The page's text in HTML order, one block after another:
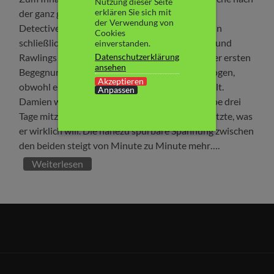
der ganz großen Story und hoffe sehr, diese von
Detective Damien Rawlings zu bekommen. Denn
schließlich treibt ein Serienkiller sein Unwesen und
Rawlings ist mit dem Fall betraut. Schon bei ihrer ersten
Begegnung fühlt sich Chloe von Damien angezogen,
obwohl er sich ihr gegenüber wie ein Ekel verhält.
Damien wird von seinem Chef verdonnert, Chloe drei
Tage mitzunehmen und das ist eigentlich das Letzte, was
er wirklich will. Die nahezu spürbare Spannung zwischen
den beiden steigt von Minute zu Minute mehr….
Weiterlesen
erklären Sie sich mit
der Verwendung von
Cookies
einverstanden.
Datenschutzerklärung
ansehen
Akzeptieren
Anpassen